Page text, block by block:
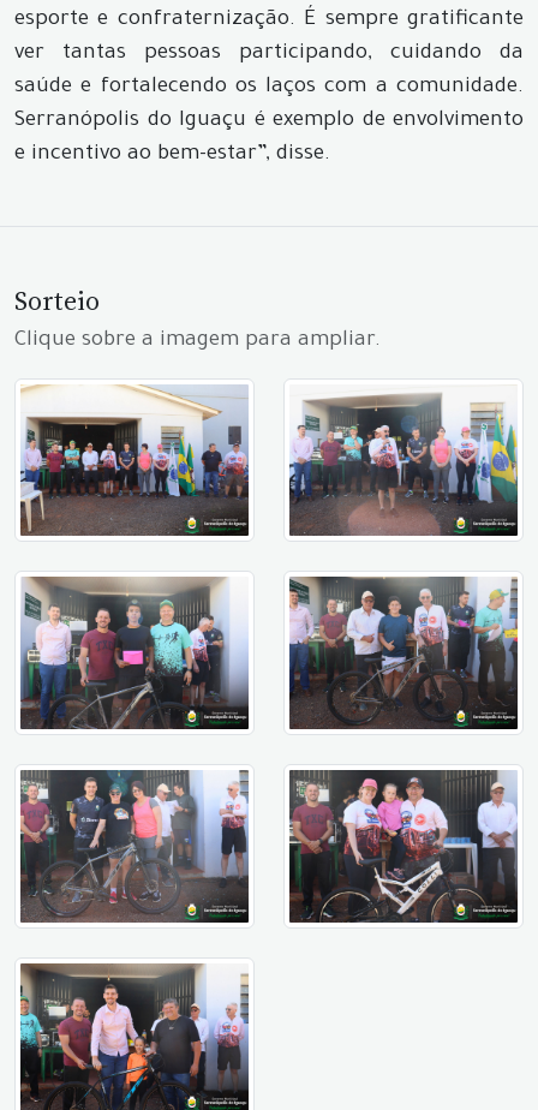
esporte e confraternização. É sempre gratificante
ver tantas pessoas participando, cuidando da
saúde e fortalecendo os laços com a comunidade.
Serranópolis do Iguaçu é exemplo de envolvimento
e incentivo ao bem-estar”, disse.
Sorteio
Clique sobre a imagem para ampliar.